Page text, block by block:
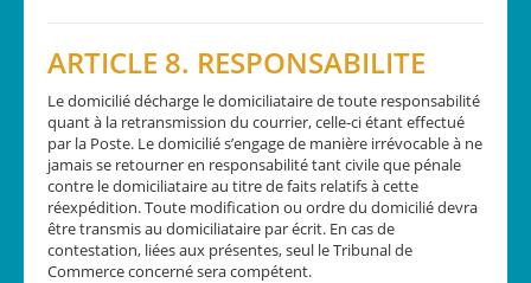
ARTICLE 8. RESPONSABILITE
Le domicilié décharge le domiciliataire de toute responsabilité
quant à la retransmission du courrier, celle-ci étant effectué
par la Poste. Le domicilié s’engage de manière irrévocable à ne
jamais se retourner en responsabilité tant civile que pénale
contre le domiciliataire au titre de faits relatifs à cette
réexpédition. Toute modification ou ordre du domicilié devra
être transmis au domiciliataire par écrit. En cas de
contestation, liées aux présentes, seul le Tribunal de
Commerce concerné sera compétent.